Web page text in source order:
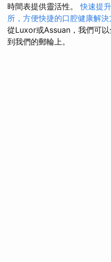
時間表提供靈活性。快速提
所，方便快捷的口腔健康解決
從Luxor或Assuan，我們可
到我們的郵輪上。